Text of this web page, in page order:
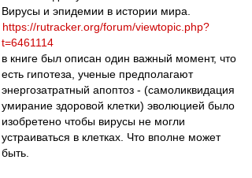
Вирусы и эпидемии в истории мира.
https://rutracker.org/forum/viewtopic.php?
t=6461114
в книге был описан один важный момент, что
есть гипотеза, ученые предполагают
энергозатратный апоптоз - (самоликвидация
умирание здоровой клетки) эволюцией было
изобретено чтобы вирусы не могли
устраиваться в клетках. Что вполне может
быть.